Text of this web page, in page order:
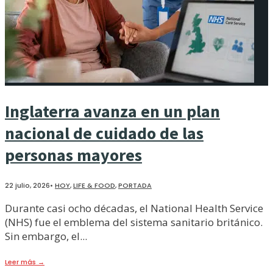
Inglaterra avanza en un plan
nacional de cuidado de las
personas mayores
22 julio, 2026• HOY,LIFE & FOOD,PORTADA
Durante casi ocho décadas, el National Health Service
(NHS) fue el emblema del sistema sanitario británico.
Sin embargo, el...
Leer más →